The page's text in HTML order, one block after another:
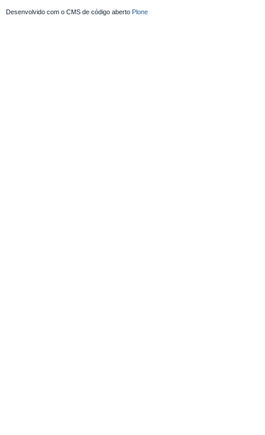
Desenvolvido com o CMS de código aberto Plone